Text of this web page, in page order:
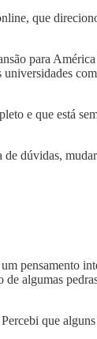
que
para
universidades
e que está
de dúvidas,
pensamento
algumas
que